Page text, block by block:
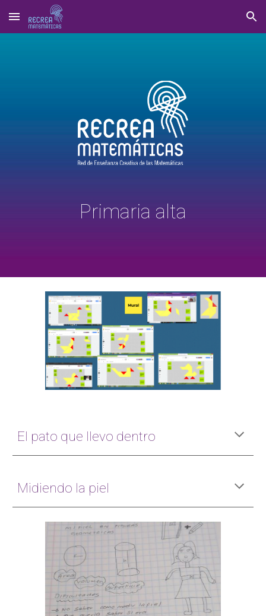
Skip to main content Skip to navigation
Primaria alta
El pato que llevo dentro
Midiendo la piel